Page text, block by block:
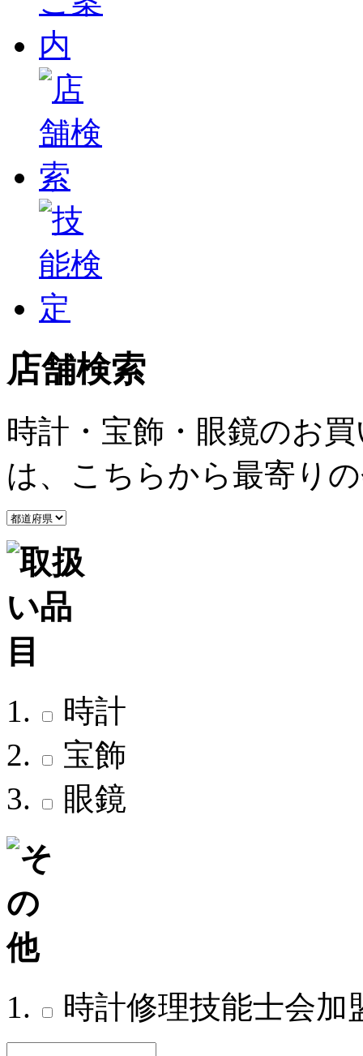
店舗検索
時計・宝飾・眼鏡のお
は、こちらから最寄り
時計
宝飾
眼鏡
時計修理技能士会加